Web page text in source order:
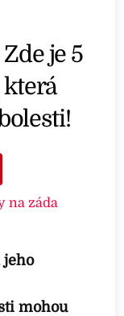
je 5
na záda
jeho
mohou